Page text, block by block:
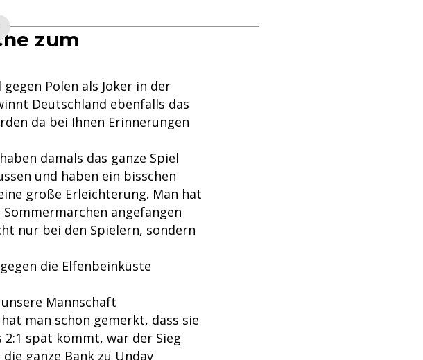
zum
Polen als Joker in der
Deutschland ebenfalls das
da bei Ihnen Erinnerungen
damals das ganze Spiel
und haben ein bisschen
große Erleichterung. Man hat
angefangen
nur bei den Spielern, sondern
die Elfenbeinküste
Mannschaft
man schon gemerkt, dass sie
spät kommt, war der Sieg
ganze Bank zu Undav